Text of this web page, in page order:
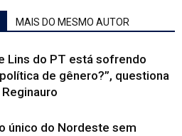
MAIS DO MESMO AUTOR
Lins do PT está sofrendo
de gênero?”, questiona
único do Nordeste sem